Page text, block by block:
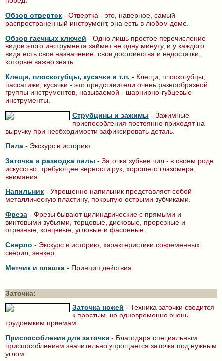
Обзор отверток - Отвертка - это, наверное, самый
распространенный инструмент, она есть в любом доме.
Обзор гаечных ключей - Одно лишь простое перечисление
видов этого инструмента займет не одну минуту, и у каждого
вида есть свое назначение, свои достоинства и недостатки,
которые важно знать.
Клещи, плоскогубцы, кусачки и т.п. - Клещи, плоскогубцы,
пассатижи, кусачки - это представители очень разнообразной
группы инструментов, называемой - шарнирно-губцевые
инструменты.
Струбцины и зажимы - Зажимные
приспособления постоянно приходят на
выручку при необходимости зафиксировать деталь.
Пила - Экскурс в историю.
Заточка и разводка пилы - Заточка зубьев пил - в своем роде
искусство, требующее верности рук, хорошего глазомера,
внимания.
Напильник - Упрощенно напильник представляет собой
металлическую пластину, покрытую острыми зубчиками.
Фреза - Фрезы бывают цилиндрические с прямыми и
винтовыми зубьями, торцовые, дисковые, прорезные и
отрезные, концевые, угловые и фасонные.
Сверло - Экскурс в историю, характеристики современных
свёрил, зенкер.
Метчик и плашка - Принцип действия.
Заточка:
Заточка ножей - Техника заточки сводится
к простым, но одновременно очень
трудоемким приемам.
Приспособления для заточки - Благодаря специальным
приспособлениям значительно упрощается заточка под нужным
углом.